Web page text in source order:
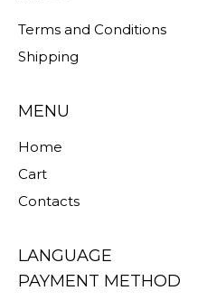
Terms and Conditions
Shipping
MENU
Home
Cart
Contacts
LANGUAGE
PAYMENT METHOD